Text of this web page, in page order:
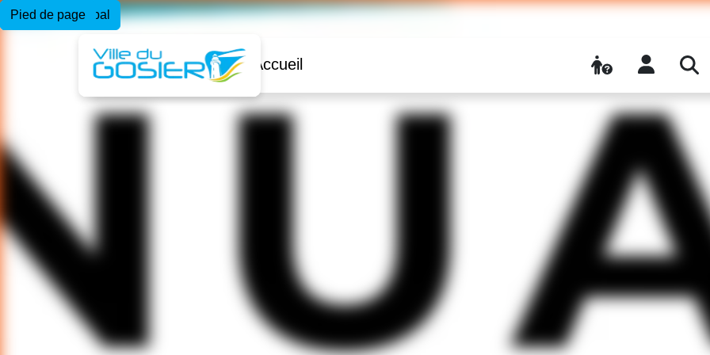
Menu principal
Contenu principal
Pied de page
Accueil